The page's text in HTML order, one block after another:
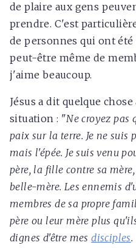
de plaire aux gens
prendre. C'est
de personnes qui ont
peut-être même de
j'aime beaucoup.
Jésus a dit quelque
situation : "Ne croyez pas
paix sur la terre. Je ne suis
mais l'épée. Je suis venu
père, la fille contre sa
belle-mère. Les ennemis
membres de sa propre
père ou leur mère plus
dignes d'être mesdisciples.